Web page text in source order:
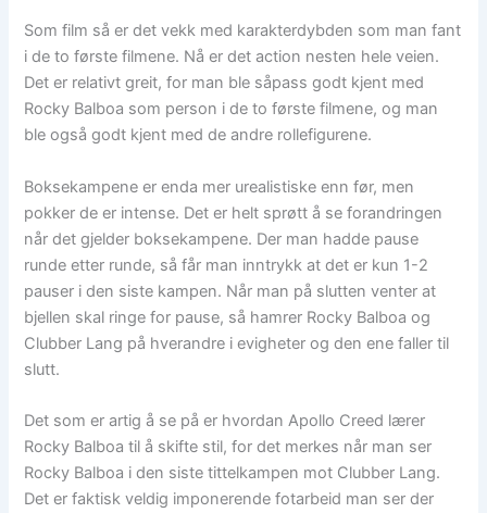
Som film så er det vekk med karakterdybden som man fant
i de to første filmene. Nå er det action nesten hele veien.
Det er relativt greit, for man ble såpass godt kjent med
Rocky Balboa som person i de to første filmene, og man
ble også godt kjent med de andre rollefigurene.
Boksekampene er enda mer urealistiske enn før, men
pokker de er intense. Det er helt sprøtt å se forandringen
når det gjelder boksekampene. Der man hadde pause
runde etter runde, så får man inntrykk at det er kun 1-2
pauser i den siste kampen. Når man på slutten venter at
bjellen skal ringe for pause, så hamrer Rocky Balboa og
Clubber Lang på hverandre i evigheter og den ene faller til
slutt.
Det som er artig å se på er hvordan Apollo Creed lærer
Rocky Balboa til å skifte stil, for det merkes når man ser
Rocky Balboa i den siste tittelkampen mot Clubber Lang.
Det er faktisk veldig imponerende fotarbeid man ser der